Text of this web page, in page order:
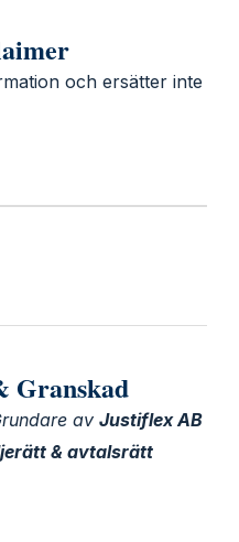
och ersätter inte
av Justiflex AB
& avtalsrätt